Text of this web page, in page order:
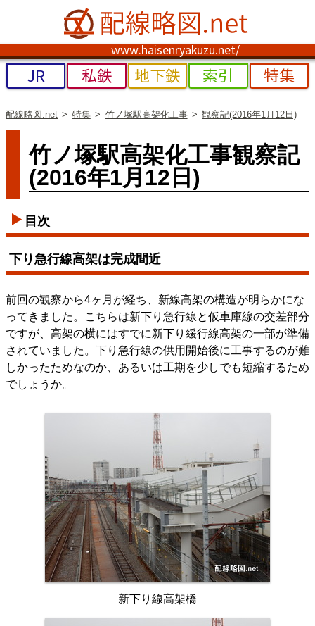
www.haisenryakuzu.net/
JR 私鉄 地下鉄 索引 特集
配線略図.net 特集 竹ノ塚駅高架化工事 観察記(2016年1月12日)
竹ノ塚駅高架化工事観察記
(2016年1月12日)
目次
下り急行線高架は完成間近
前回の観察から4ヶ月が経ち、新線高架の構造が明らかにな
ってきました。こちらは新下り急行線と仮車庫線の交差部分
ですが、高架の横にはすでに新下り緩行線高架の一部が準備
されていました。下り急行線の供用開始後に工事するのが難
しかったためなのか、あるいは工期を少しでも短縮するため
でしょうか。
新下り線高架橋